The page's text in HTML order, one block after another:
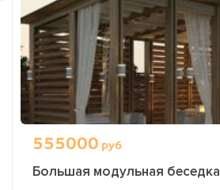
555000 руб
Большая модульная беседка